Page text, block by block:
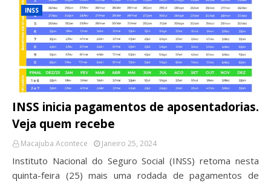
INSS
INSS inicia pagamentos de aposentadorias.
Veja quem recebe
Macajuba Acontece Janeiro 25, 2024
Instituto Nacional do Seguro Social (INSS) retoma nesta
quinta-feira (25) mais uma rodada de pagamentos de